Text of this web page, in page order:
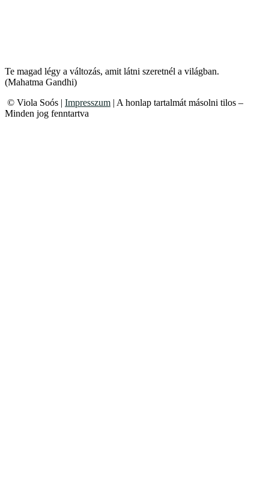
Te magad légy a változás, amit látni szeretnél a világban.
(Mahatma Gandhi)
© Viola Soós | Impresszum | A honlap tartalmát másolni tilos –
Minden jog fenntartva